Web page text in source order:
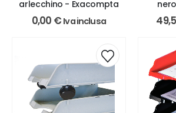
arlecchino - Exacompta
0,00 € Iva inclusa